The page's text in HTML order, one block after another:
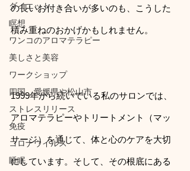
ダイエット
瞑想
ワンコのアロマテラピー
美しさと美容
ワークショップ
四国、愛媛県や松山市
ストレスリリース
免疫
コロナウイルス
睡眠
の長いお付き合いが多いのも、こうした
積み重ねのおかげかもしれません。
1999年から続いている私のサロンでは、
アロマテラピーやトリートメント（マッ
サージ）を通じて、体と心のケアを大切
にしています。そして、その根底にある